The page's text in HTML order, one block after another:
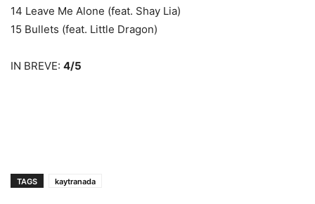
14 Leave Me Alone (feat. Shay Lia)
15 Bullets (feat. Little Dragon)
IN BREVE: 4/5
TAGS kaytranada